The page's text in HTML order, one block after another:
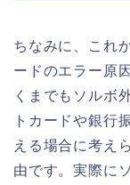
ちなみに、これ
ードのエラー原
くまでもソルボ
トカードや銀行
える場合に考え
由です。実際に